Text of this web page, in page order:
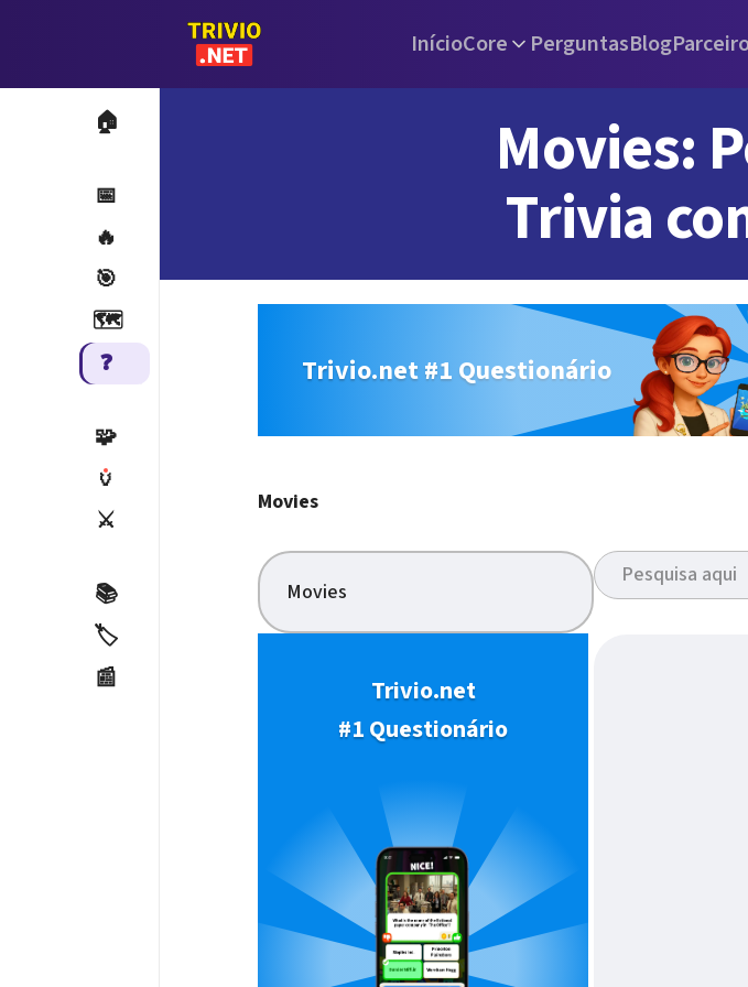
InícioCore PerguntasBlog
🏠
📅
🔥
🎯
🗺️
❓
🧩
🏺
⚔️
📚
🏷️
📰
Movies:
Trivia
Trivio.net #1 Questionário
Movies
Movies
Trivio.net
#1 Questionário